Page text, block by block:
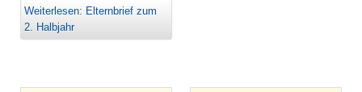
Weiterlesen: Elternbrief zum
2. Halbjahr